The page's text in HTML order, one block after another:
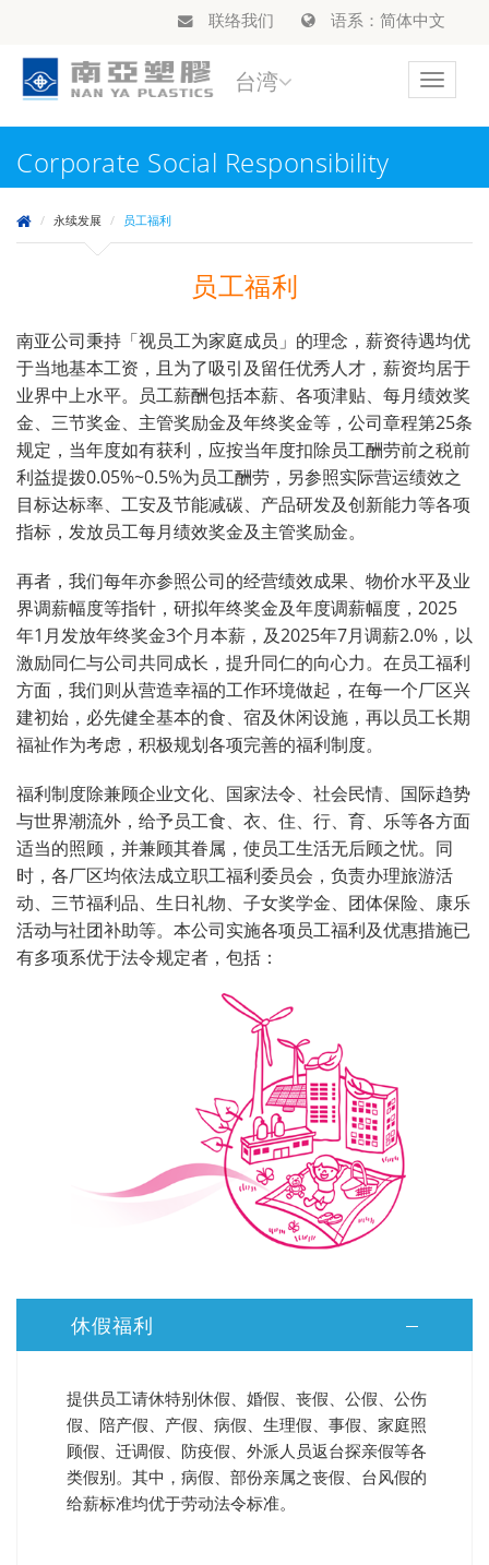
联络我们 语系：简体中文
Toggle
台湾
Corporate Social Responsibility
永续发展 员工福利
员工福利
南亚公司秉持「视员工为家庭成员」的理念，薪资待遇均优
于当地基本工资，且为了吸引及留任优秀人才，薪资均居于
业界中上水平。员工薪酬包括本薪、各项津贴、每月绩效奖
金、三节奖金、主管奖励金及年终奖金等，公司章程第25条
规定，当年度如有获利，应按当年度扣除员工酬劳前之税前
利益提拨0.05%~0.5%为员工酬劳，另参照实际营运绩效之
目标达标率、工安及节能减碳、产品研发及创新能力等各项
指标，发放员工每月绩效奖金及主管奖励金。
再者，我们每年亦参照公司的经营绩效成果、物价水平及业
界调薪幅度等指针，研拟年终奖金及年度调薪幅度，2025
年1月发放年终奖金3个月本薪，及2025年7月调薪2.0%，以
激励同仁与公司共同成长，提升同仁的向心力。在员工福利
方面，我们则从营造幸福的工作环境做起，在每一个厂区兴
建初始，必先健全基本的食、宿及休闲设施，再以员工长期
福祉作为考虑，积极规划各项完善的福利制度。
福利制度除兼顾企业文化、国家法令、社会民情、国际趋势
与世界潮流外，给予员工食、衣、住、行、育、乐等各方面
适当的照顾，并兼顾其眷属，使员工生活无后顾之忧。同
时，各厂区均依法成立职工福利委员会，负责办理旅游活
动、三节福利品、生日礼物、子女奖学金、团体保险、康乐
活动与社团补助等。本公司实施各项员工福利及优惠措施已
有多项系优于法令规定者，包括：
休假福利
提供员工请休特别休假、婚假、丧假、公假、公伤
假、陪产假、产假、病假、生理假、事假、家庭照
顾假、迁调假、防疫假、外派人员返台探亲假等各
类假别。其中，病假、部份亲属之丧假、台风假的
给薪标准均优于劳动法令标准。